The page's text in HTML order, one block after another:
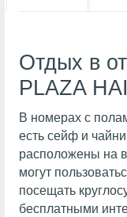
Отдых в
PLAZA
В номерах с
есть сейф и
расположены на
могут
посещать
бесплатными